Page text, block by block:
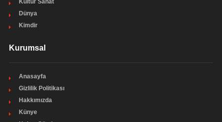
Kültür Sanat
Dünya
Kimdir
Kurumsal
Anasayfa
Gizlilik Politikası
Hakkımızda
Künye